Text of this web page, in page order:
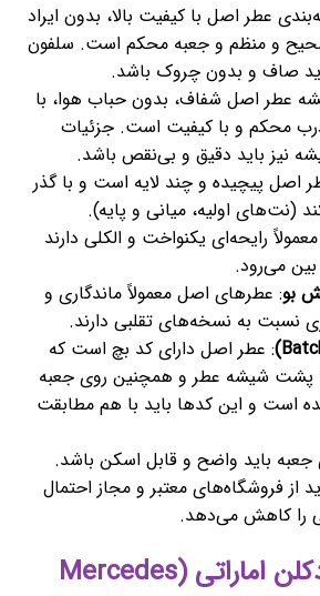
عطر اصل با کیفیت بالا، بدون ایراد
و منظم و جعبه محکم است. سلفون
صاف و بدون چروک باشد.
عطر اصل شفاف، بدون حباب هوا، با
محکم و با کیفیت است. جزئیات
نیز باید دقیق و بی‌نقص باشد.
اصل پیچیده و چند لایه است و با گذر
(نت‌های اولیه، میانی و پایه).
رایحه‌ای یکنواخت و الکلی دارند
می‌رود.
بو: عطرهای اصل معمولاً ماندگاری و
نسبت به نسخه‌های تقلبی دارند.
: عطر اصل دارای کد بچ است که
یا پشت شیشه عطر و همچنین روی جعبه
است و این کدها باید با هم مطابقت
جعبه باید واضح و قابل اسکن باشد.
از فروشگاه‌های معتبر و مجاز احتمال
را کاهش می‌دهد.
قیمت عطر و ادکلن اماراتی (Mercedes